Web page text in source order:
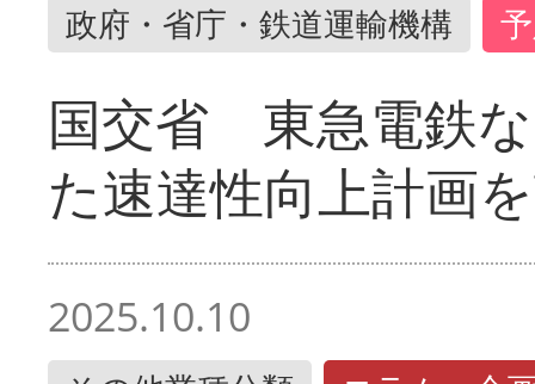
政府・省庁・鉄道運輸機構
国交省 東急電鉄
た速達性向上計画
2025.10.10